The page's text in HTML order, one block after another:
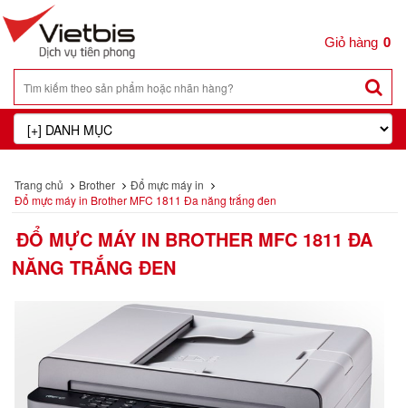
0
Trang chủ Brother
Đổ mực máy in
Đổ mực máy in Brother MFC 1811 Đa năng trắng đen
ĐỔ MỰC MÁY IN BROTHER MFC 1811 ĐA
NĂNG TRẮNG ĐEN